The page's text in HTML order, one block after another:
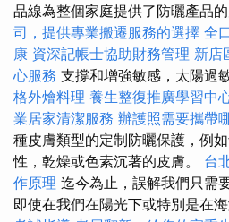
品線為整個家庭提供了防曬產品
司，提供專業搬遷服務的選擇 全
康 資深記帳士協助財務管理 新店
心服務 支撐和增強敏感，太陽過
格外燴料理 養生整復推廣學習中
業居家清潔服務 辦護照需要攜帶
種皮膚類型的定制防曬保護，例
性，乾燥或色素沉著的皮膚。 台
作原理 迄今為止，誤解我們只需
即使在我們在陽光下或特別是在